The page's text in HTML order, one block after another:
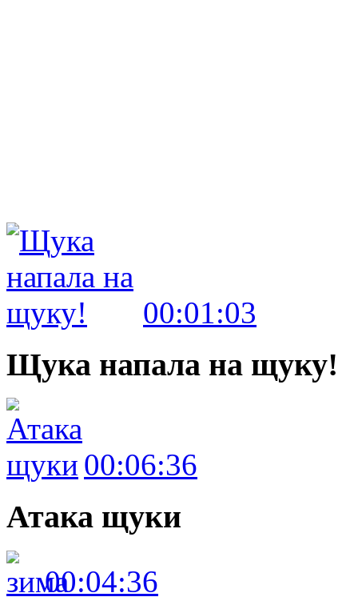
00:01:03
Щука напала на щуку!
00:06:36
Атака щуки
00:04:36